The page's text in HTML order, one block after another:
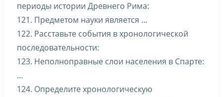
периоды истории Древнего Рима:
121. Предметом науки является …
122. Расставьте события в хронологической
последовательности:
123. Неполноправные слои населения в Спарте:
…
124. Определите хронологическую